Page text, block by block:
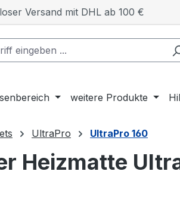
Versand mit DHL ab 100 €
weitere Produkte
UltraPro UltraPro 160
Heizmatte